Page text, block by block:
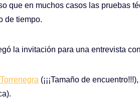
que en muchos casos las pruebas
de tiempo.
la invitación para una entrevista
(¡¡¡Tamaño de